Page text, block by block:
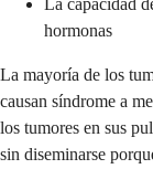
hormonas
La mayoría de los
causan síndrome a
los tumores en sus
sin diseminarse